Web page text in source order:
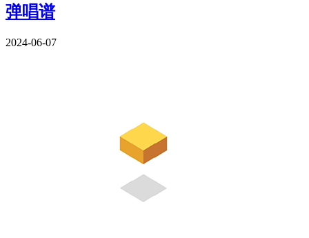
弹唱谱
2024-06-07